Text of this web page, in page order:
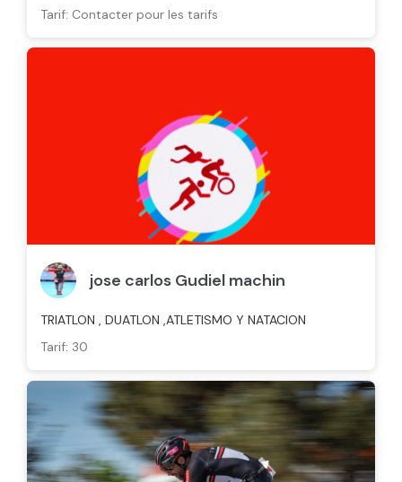
Tarif: Contacter pour les tarifs
jose carlos Gudiel machin
TRIATLON , DUATLON ,ATLETISMO Y NATACION
Tarif: 30